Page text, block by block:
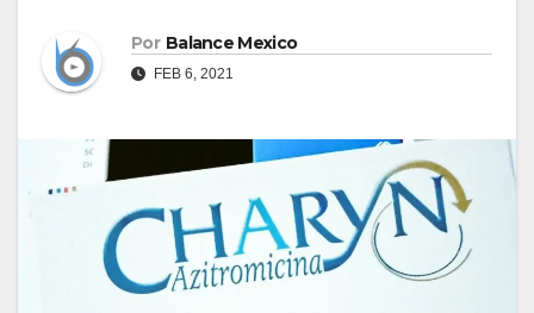
Por Balance Mexico
FEB 6, 2021